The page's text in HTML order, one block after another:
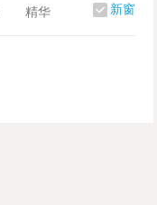
新窗
精华